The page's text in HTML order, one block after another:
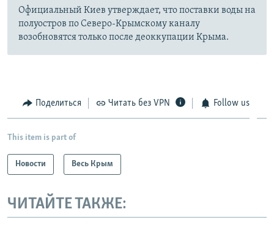
Официальный Киев утверждает, что поставки воды на
полуостров по Северо-Крымскому каналу
возобновятся только после деоккупации Крыма.
Поделиться Читать без VPN Follow us
This item is part of
Новости Весь Крым
ЧИТАЙТЕ ТАКЖЕ: